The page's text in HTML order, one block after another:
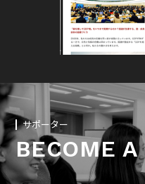
サポーター
BECOME